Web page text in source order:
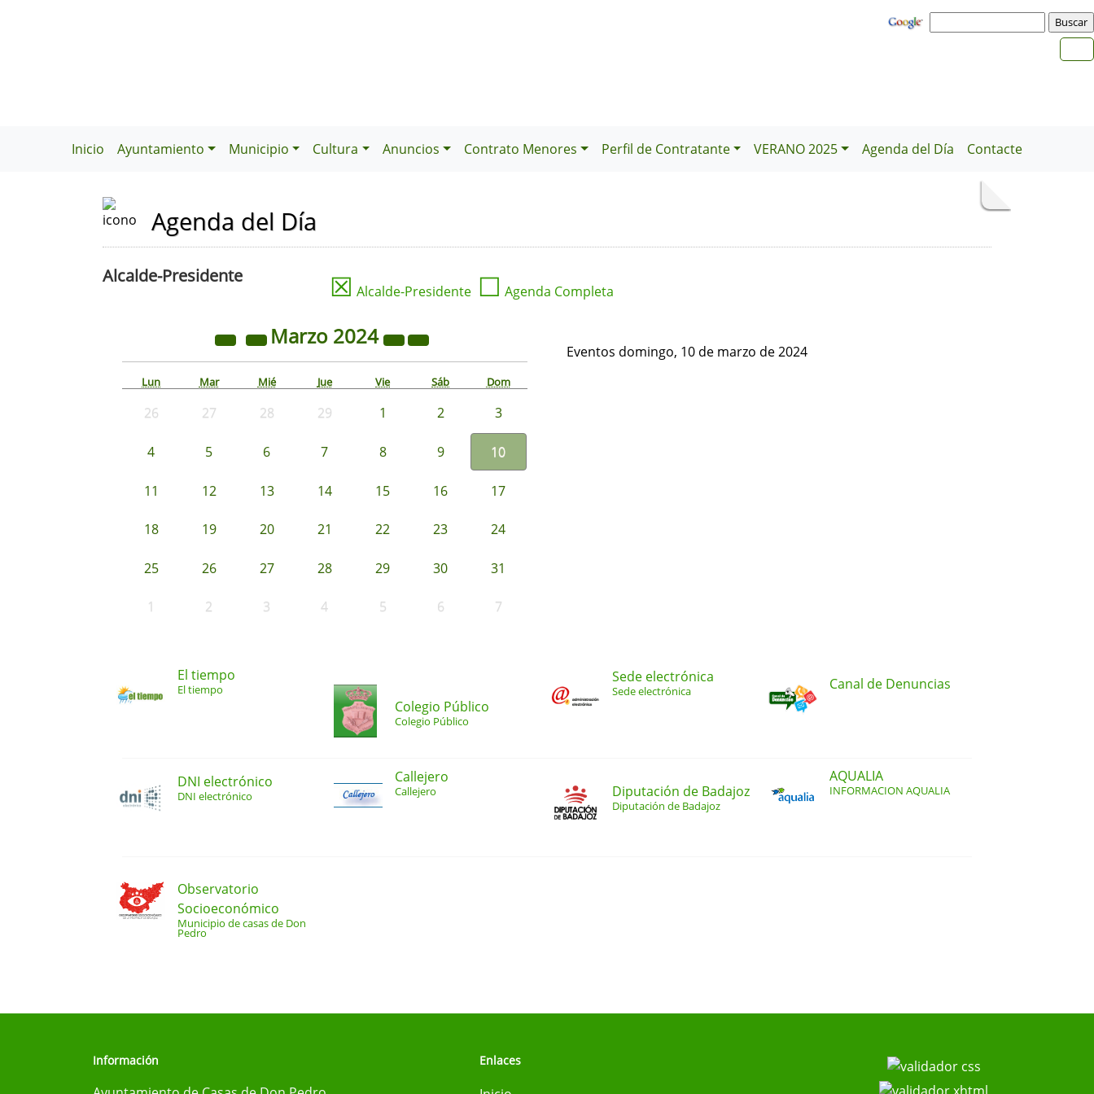
Inicio Ayuntamiento Municipio Cultura Anuncios Contrato Menores Perfil de Contratante VERANO 2025 Agenda del Día Contacte
Agenda del Día
Alcalde-Presidente ☒ Alcalde-Presidente ☐ Agenda Completa
Marzo 2024
Lun Mar Mié Jue Vie Sáb Dom
26 27 28 29 1 2 3
4 5 6 7 8 9 10
11 12 13 14 15 16 17
18 19 20 21 22 23 24
25 26 27 28 29 30 31
1 2 3 4 5 6 7
Eventos domingo, 10 de marzo de 2024
El tiempo
El tiempo
Colegio Público
Colegio Público
Sede electrónica
Sede electrónica Canal de Denuncias
DNI electrónico
DNI electrónico
Callejero
Callejero Diputación de Badajoz
Diputación de Badajoz
AQUALIA
INFORMACION AQUALIA
Observatorio
Socioeconómico
Municipio de casas de Don
Pedro
Información Enlaces